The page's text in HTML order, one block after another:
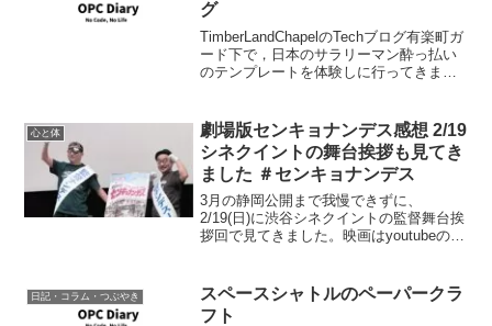
グ
TimberLandChapelのTechブログ有楽町ガ
ード下で，日本のサラリーマン酔っ払い
のテンプレートを体験しに行ってきま
タの前で斜めになりながら焼き鳥と日本
酒・焼酎...
心と体
劇場版センキョナンデス感想 2/19
シネクイントの舞台挨拶も見てき
ました ＃センキョナンデス
3月の静岡公開まで我慢できずに、
2/19(日)に渋谷シネクイントの監督舞台挨
拶回で見てきました。映画はyoutubeの番
に続けている、時事芸人のプチ鹿島と、
フリースタイ...
日記・コラム・つぶやき
スペースシャトルのペーパークラ
フト